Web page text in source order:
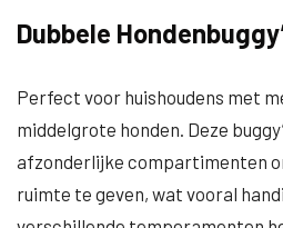
Dubbele
Perfect voor huishoudens met
middelgrote honden. Deze
afzonderlijke compartimenten
ruimte te geven, wat vooral